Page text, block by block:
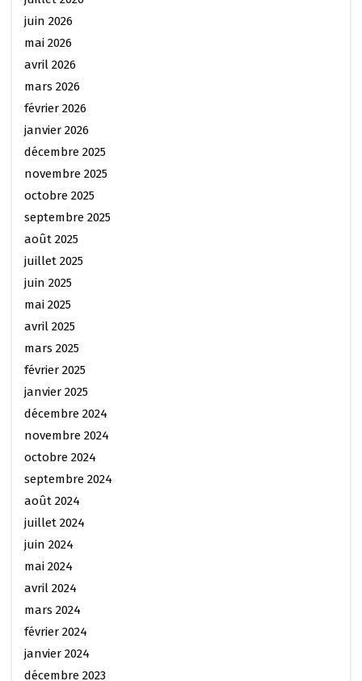
juin 2026
mai 2026
avril 2026
mars 2026
février 2026
janvier 2026
décembre 2025
novembre 2025
octobre 2025
septembre 2025
août 2025
juillet 2025
juin 2025
mai 2025
avril 2025
mars 2025
février 2025
janvier 2025
décembre 2024
novembre 2024
octobre 2024
septembre 2024
août 2024
juillet 2024
juin 2024
mai 2024
avril 2024
mars 2024
février 2024
janvier 2024
décembre 2023